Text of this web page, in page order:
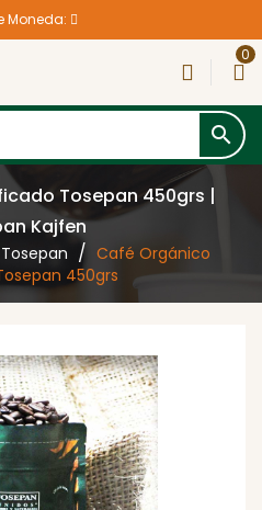
Moneda:
0

Tosepan 450grs |
Kajfen
Café Orgánico
450grs